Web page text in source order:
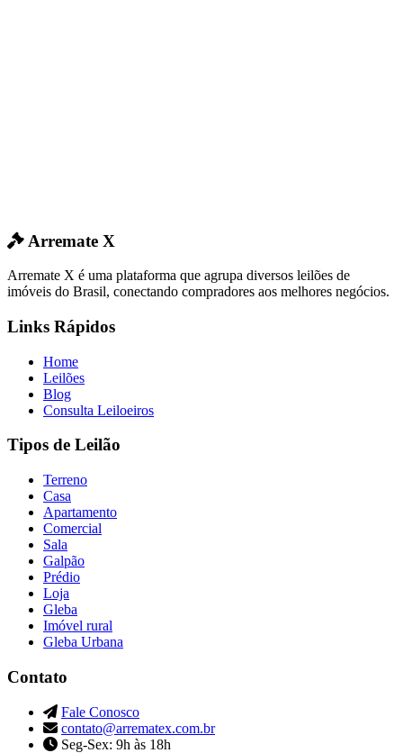
Arremate X
Arremate X é uma plataforma que agrupa diversos leilões de
imóveis do Brasil, conectando compradores aos melhores negócios.
Links Rápidos
Home
Leilões
Blog
Consulta Leiloeiros
Tipos de Leilão
Terreno
Casa
Apartamento
Comercial
Sala
Galpão
Prédio
Loja
Gleba
Imóvel rural
Gleba Urbana
Contato
Fale Conosco
contato@arrematex.com.br
Seg-Sex: 9h às 18h